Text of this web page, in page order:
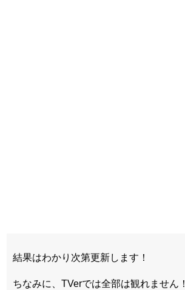
結果はわかり次第更新します！
ちなみに、TVerでは全部は観れません！